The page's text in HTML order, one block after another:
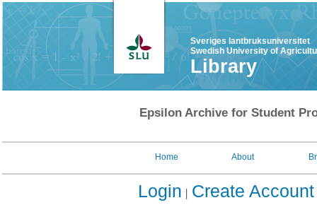
Sveriges lantbruksuniversitet
Swedish University of
Library
Epsilon Archive for Student
Home About
Login Create Account